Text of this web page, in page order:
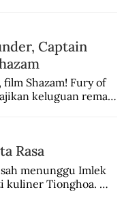
tak pernah
Captain
Shazam! Fury of
keluguan remaja
Rasa
menunggu Imlek
kuliner Tionghoa.